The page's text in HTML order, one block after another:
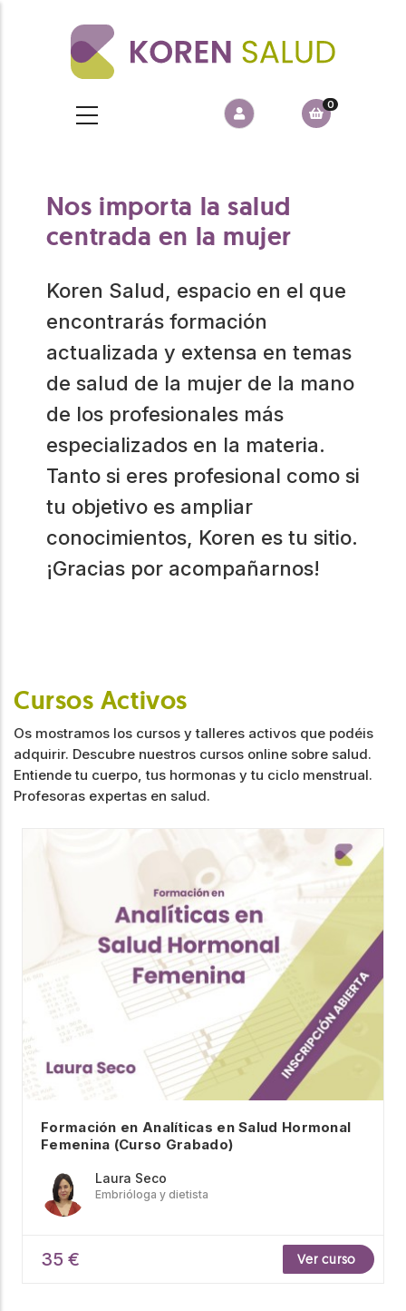
0
Nos importa la salud
centrada en la mujer
Koren Salud, espacio en el que
encontrarás formación
actualizada y extensa en temas
de salud de la mujer de la mano
de los profesionales más
especializados en la materia.
Tanto si eres profesional como si
tu objetivo es ampliar
conocimientos, Koren es tu sitio.
¡Gracias por acompañarnos!
Cursos Activos
Os mostramos los cursos y talleres activos que podéis
adquirir. Descubre nuestros cursos online sobre salud.
Entiende tu cuerpo, tus hormonas y tu ciclo menstrual.
Profesoras expertas en salud.
Formación en Analíticas en Salud Hormonal
Femenina (Curso Grabado)
Laura Seco
Embrióloga y dietista
35 € Ver curso